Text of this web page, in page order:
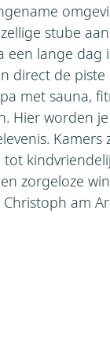
stube
een lange dag
direct de
met sauna,
Hier worden
zorgeloze
am